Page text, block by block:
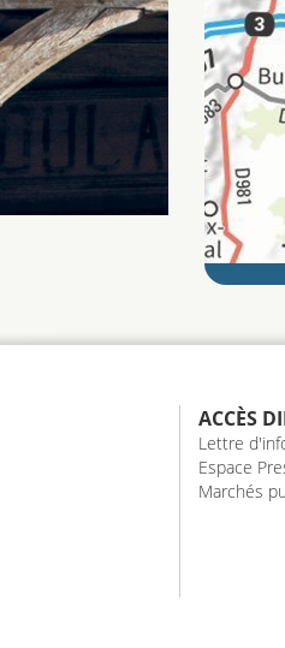
ACCÈS
Lettre
Espace
Marchés